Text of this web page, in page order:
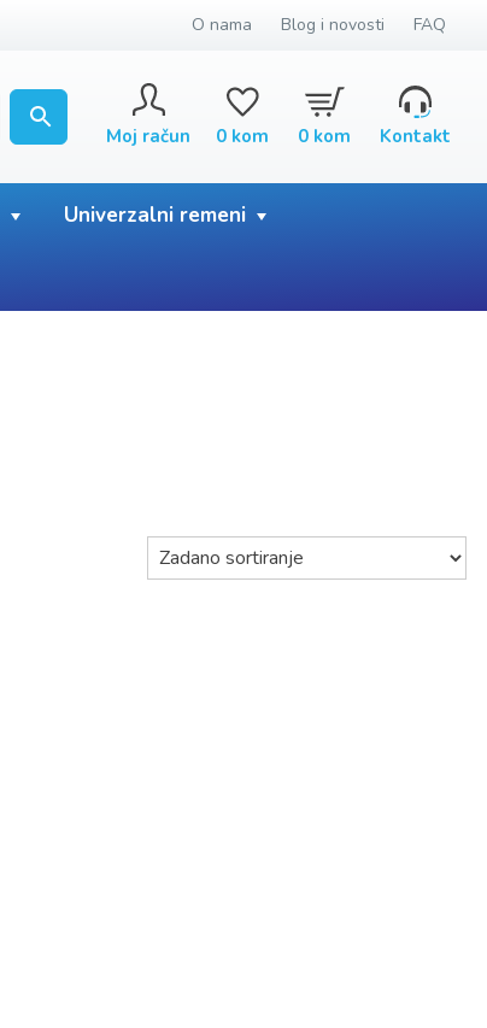
O nama Blog i novosti FAQ
Moj račun 0 kom 0 kom Kontakt
Univerzalni remeni